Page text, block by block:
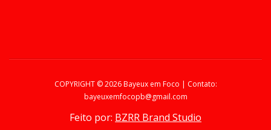
COPYRIGHT ©2026 Bayeux em Foco | Contato:
bayeuxemfocopb@gmail.com
Feito por: BZRR Brand Studio